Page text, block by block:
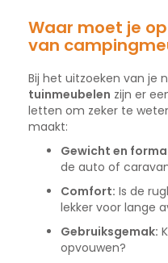
Waar moet je
van
Bij het uitzoeken van je
tuinmeubelen zijn er
letten om zeker te
maakt:
Gewicht en
de auto of
Comfort: Is de
lekker voor lange
Gebruiksgemak:
opvouwen?